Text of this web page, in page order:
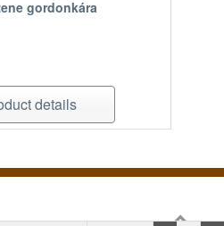
gordonkára
details